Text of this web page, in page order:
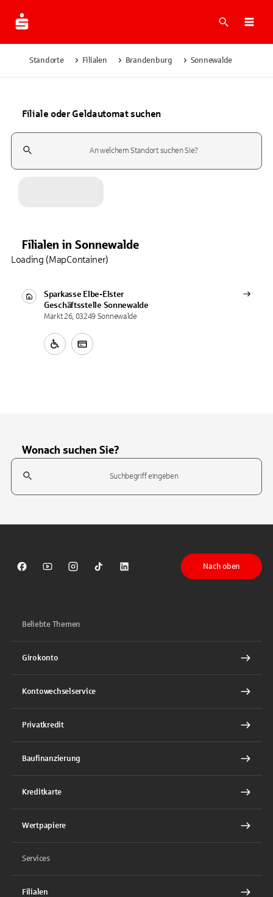
Suche
Standorte Filialen Brandenburg Sonnewalde
Filiale oder Geldautomat suchen
Suchfeld
Filialen in Sonnewalde
Sparkasse Elbe-Elster
Geschäftsstelle Sonnewalde
Markt 26, 03249 Sonnewalde
Loading (MapContainer)
Wonach suchen Sie?
Suchfeld
Sparkasse auf Facebook
Sparkasse auf Youtube
Sparkasse auf Instagram
Sparkasse auf TikTok
Sparkasse auf LinkedIn
Nach oben
Beliebte Themen
Girokonto
Kontowechselservice
Privatkredit
Baufinanzierung
Kreditkarte
Wertpapiere
Services
Filialen